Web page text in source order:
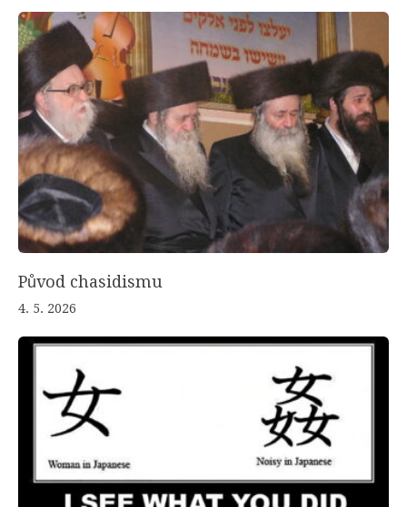
Původ chasidismu
4. 5. 2026